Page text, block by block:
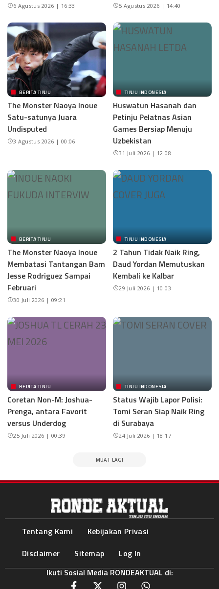
6 Agustus 2026 | 16:33 5 Agustus 2026 | 14:40
BERITA TINJU
The Monster Naoya Inoue
Satu-satunya Juara
Undisputed
3 Agustus 2026 | 00:06
TINJU INDONESIA
Huswatun Hasanah dan
Petinju Pelatnas Asian
Games Bersiap Menuju
Uzbekistan
31 Juli 2026 | 12:08
BERITA TINJU
The Monster Naoya Inoue
Membatasi Tantangan Bam
Jesse Rodriguez Sampai
Februari
30 Juli 2026 | 09:21
TINJU INDONESIA
2 Tahun Tidak Naik Ring,
Daud Yordan Memutuskan
Kembali ke Kalbar
29 Juli 2026 | 10:03
BERITA TINJU
Coretan Non-M: Joshua-
Prenga, antara Favorit
versus Underdog
25 Juli 2026 | 00:39
TINJU INDONESIA
Status Wajib Lapor Polisi:
Tomi Seran Siap Naik Ring
di Surabaya
24 Juli 2026 | 18:17
MUAT LAGI
Tentang Kami
Kebijakan Privasi
Disclaimer
Sitemap
Log In
Ikuti Sosial Media RONDEAKTUAL di: